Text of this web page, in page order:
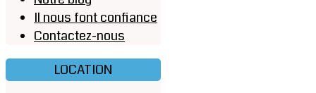
Il nous font confiance
Contactez-nous
LOCATION